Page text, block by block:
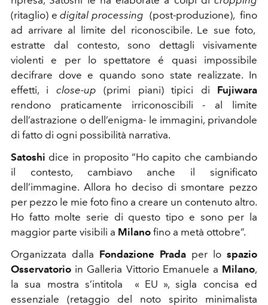
(ritaglio) edigital processing (post-produzione), fino
ad arrivare al limite del riconoscibile. Le sue foto,
estratte dal contesto, sono dettagli visivamente
violenti e per lo spettatore é quasi impossibile
decifrare dove e quando sono state realizzate. In
effetti, i close-up(primi piani) tipici di Fujiwara
rendono praticamente irriconoscibili - al limite
dell’astrazione o dell’enigma- le immagini, privandole
di fatto di ogni possibilità narrativa.
Satoshi dice in proposito “Ho capito che cambiando
il contesto, cambiavo anche il significato
dell’immagine. Allora ho deciso di smontare pezzo
per pezzo le mie foto fino a creare un contenuto altro.
Ho fatto molte serie di questo tipo e sono per la
maggior parte visibili a Milano fino a metà ottobre”.
Organizzata dalla Fondazione Prada per lo spazio
Osservatorio in Galleria Vittorio Emanuele a Milano,
la sua mostra s’intitola « EU », sigla concisa ed
essenziale (retaggio del noto spirito minimalista